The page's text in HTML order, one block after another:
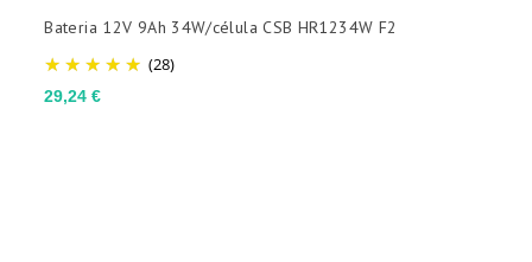
(28)
Preço
29,24 €
Bateria 12V 9Ah 34W/célula CSB HR1234W F2